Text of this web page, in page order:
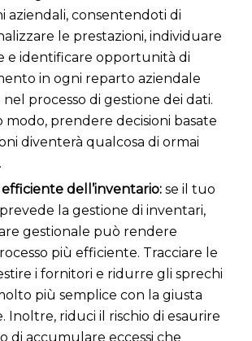
aziendali, consentendoti di
le prestazioni, individuare
e identificare opportunità di
in ogni reparto aziendale
processo di gestione dei dati.
modo, prendere decisioni basate
diventerà qualcosa di ormai
dell’inventario: se il tuo
la gestione di inventari,
gestionale può rendere
più efficiente. Tracciare le
i fornitori e ridurre gli sprechi
più semplice con la giusta
Inoltre, riduci il rischio di esaurire
di accumulare eccessi che